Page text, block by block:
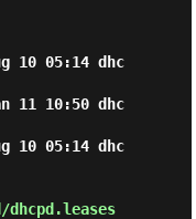
10 05:14 dhc
11 10:50 dhc
10 05:14 dhc